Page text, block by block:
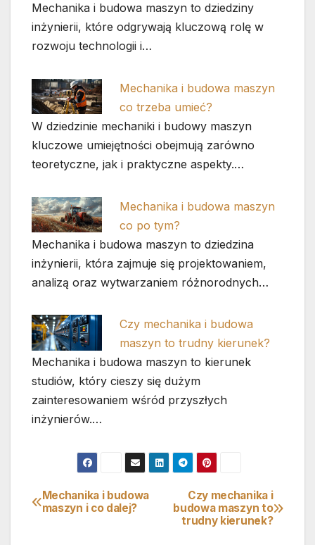
Mechanika i budowa maszyn to dziedziny
inżynierii, które odgrywają kluczową rolę w
rozwoju technologii i…
Mechanika i budowa maszyn
co trzeba umieć?
W dziedzinie mechaniki i budowy maszyn
kluczowe umiejętności obejmują zarówno
teoretyczne, jak i praktyczne aspekty.…
Mechanika i budowa maszyn
co po tym?
Mechanika i budowa maszyn to dziedzina
inżynierii, która zajmuje się projektowaniem,
analizą oraz wytwarzaniem różnorodnych…
Czy mechanika i budowa
maszyn to trudny kierunek?
Mechanika i budowa maszyn to kierunek
studiów, który cieszy się dużym
zainteresowaniem wśród przyszłych
inżynierów.…
Nawigacja
Czy mechanika i
budowa maszyn to
trudny kierunek?
Mechanika i budowa
maszyn i co dalej?